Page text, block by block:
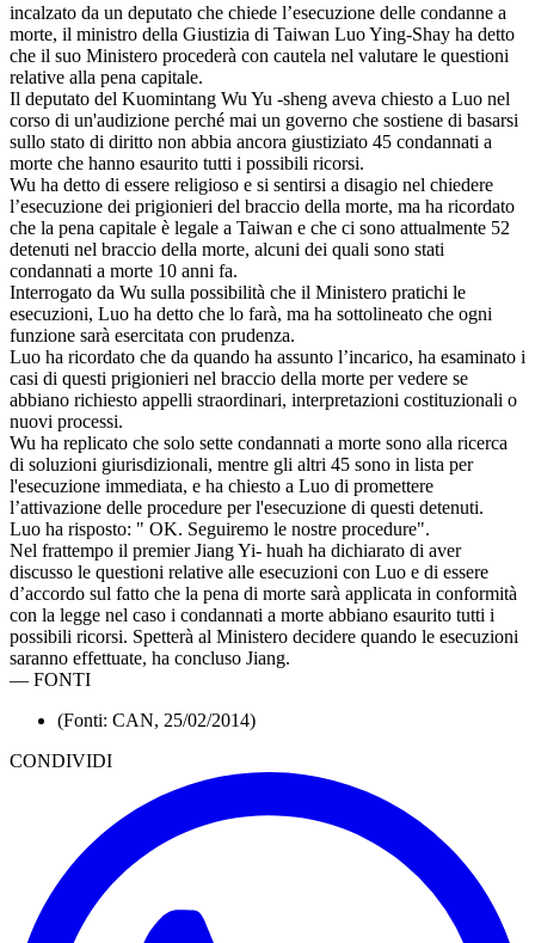
incalzato da un deputato che chiede l’esecuzione delle condanne a
morte, il ministro della Giustizia di Taiwan Luo Ying-Shay ha detto
che il suo Ministero procederà con cautela nel valutare le questioni
relative alla pena capitale.
Il deputato del Kuomintang Wu Yu -sheng aveva chiesto a Luo nel
corso di un'audizione perché mai un governo che sostiene di basarsi
sullo stato di diritto non abbia ancora giustiziato 45 condannati a
morte che hanno esaurito tutti i possibili ricorsi.
Wu ha detto di essere religioso e si sentirsi a disagio nel chiedere
l’esecuzione dei prigionieri del braccio della morte, ma ha ricordato
che la pena capitale è legale a Taiwan e che ci sono attualmente 52
detenuti nel braccio della morte, alcuni dei quali sono stati
condannati a morte 10 anni fa.
Interrogato da Wu sulla possibilità che il Ministero pratichi le
esecuzioni, Luo ha detto che lo farà, ma ha sottolineato che ogni
funzione sarà esercitata con prudenza.
Luo ha ricordato che da quando ha assunto l’incarico, ha esaminato i
casi di questi prigionieri nel braccio della morte per vedere se
abbiano richiesto appelli straordinari, interpretazioni costituzionali o
nuovi processi.
Wu ha replicato che solo sette condannati a morte sono alla ricerca
di soluzioni giurisdizionali, mentre gli altri 45 sono in lista per
l'esecuzione immediata, e ha chiesto a Luo di promettere
l’attivazione delle procedure per l'esecuzione di questi detenuti.
Luo ha risposto: " OK. Seguiremo le nostre procedure".
Nel frattempo il premier Jiang Yi- huah ha dichiarato di aver
discusso le questioni relative alle esecuzioni con Luo e di essere
d’accordo sul fatto che la pena di morte sarà applicata in conformità
con la legge nel caso i condannati a morte abbiano esaurito tutti i
possibili ricorsi. Spetterà al Ministero decidere quando le esecuzioni
saranno effettuate, ha concluso Jiang.
— FONTI
(Fonti: CAN, 25/02/2014)
CONDIVIDI